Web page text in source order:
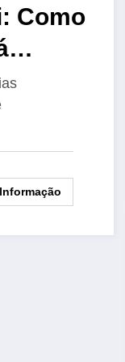
Como
no